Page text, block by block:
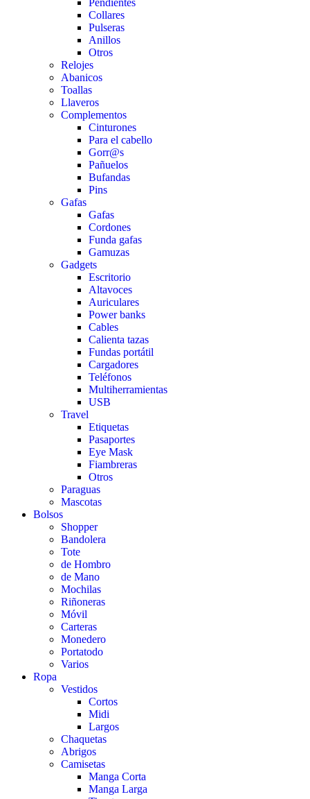
Collares
Pulseras
Anillos
Otros
Relojes
Abanicos
Toallas
Llaveros
Complementos
Cinturones
Para el cabello
Gorr@s
Pañuelos
Bufandas
Pins
Gafas
Gafas
Cordones
Funda gafas
Gamuzas
Gadgets
Escritorio
Altavoces
Auriculares
Power banks
Cables
Calienta tazas
Fundas portátil
Cargadores
Teléfonos
Multiherramientas
USB
Travel
Etiquetas
Pasaportes
Eye Mask
Fiambreras
Otros
Paraguas
Mascotas
Bolsos
Shopper
Bandolera
Tote
de Hombro
de Mano
Mochilas
Riñoneras
Móvil
Carteras
Monedero
Portatodo
Varios
Ropa
Vestidos
Cortos
Midi
Largos
Chaquetas
Abrigos
Camisetas
Manga Corta
Manga Larga